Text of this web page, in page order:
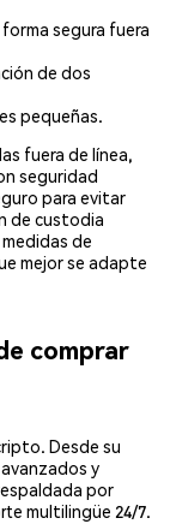
segura fuera
de dos
pequeñas.
fuera de línea,
seguridad
para evitar
de custodia
de
mejor se adapte
comprar
Desde su
y
por
multilingüe 24/7.